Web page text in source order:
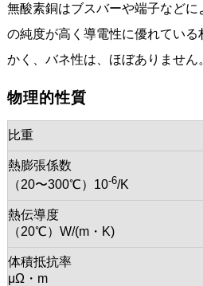
無酸素銅はブスバーや端子など
の純度が高く導電性に優れている
かく、バネ性は、ほぼありません
物理的性質
比重
熱膨張係数
（20〜300℃）10-6/K
熱伝導度
（20℃）W/(m・K)
体積抵抗率
μΩ・m